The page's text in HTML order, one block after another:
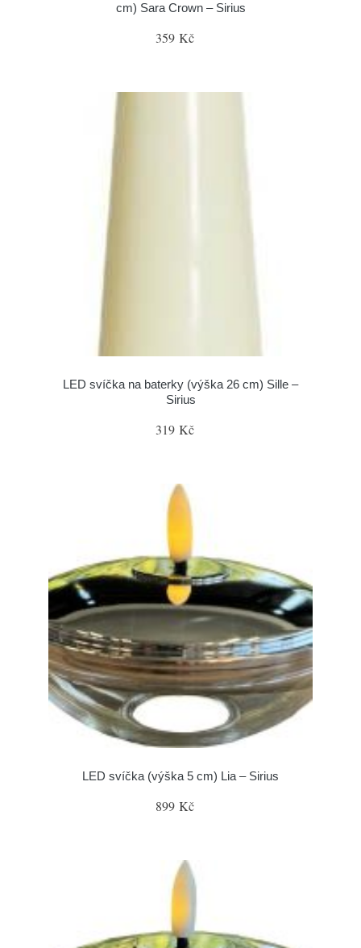
cm) Sara Crown – Sirius
359 Kč
LED svíčka na baterky (výška 26 cm) Sille –
Sirius
319 Kč
LED svíčka (výška 5 cm) Lia – Sirius
899 Kč